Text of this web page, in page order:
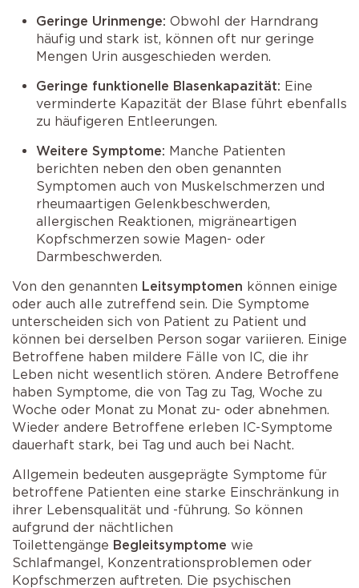
Geringe Urinmenge: Obwohl der Harndrang
häufig und stark ist, können oft nur geringe
Mengen Urin ausgeschieden werden.
Geringe funktionelle Blasenkapazität: Eine
verminderte Kapazität der Blase führt ebenfalls
zu häufigeren Entleerungen.
Weitere Symptome: Manche Patienten
berichten neben den oben genannten
Symptomen auch von Muskelschmerzen und
rheumaartigen Gelenkbeschwerden,
allergischen Reaktionen, migräneartigen
Kopfschmerzen sowie Magen- oder
Darmbeschwerden.
Von den genannten Leitsymptomen können einige
oder auch alle zutreffend sein. Die Symptome
unterscheiden sich von Patient zu Patient und
können bei derselben Person sogar variieren. Einige
Betroffene haben mildere Fälle von IC, die ihr
Leben nicht wesentlich stören. Andere Betroffene
haben Symptome, die von Tag zu Tag, Woche zu
Woche oder Monat zu Monat zu- oder abnehmen.
Wieder andere Betroffene erleben IC-Symptome
dauerhaft stark, bei Tag und auch bei Nacht.
Allgemein bedeuten ausgeprägte Symptome für
betroffene Patienten eine starke Einschränkung in
ihrer Lebensqualität und -führung. So können
aufgrund der nächtlichen
Toilettengänge Begleitsymptome wie
Schlafmangel, Konzentrationsproblemen oder
Kopfschmerzen auftreten. Die psychischen